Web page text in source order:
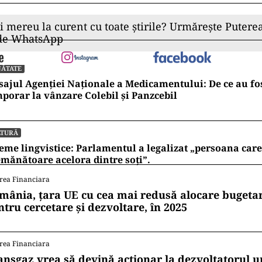
mereu la curent cu toate știrile? Urmărește
WhatsApp
Agenției Naționale a Medicamentului: De ce au
la vânzare Colebil și Panzcebil
lingvistice: Parlamentul a legalizat „persoana
acelora dintre soți”.
Financiara
țara UE cu cea mai redusă alocare
cercetare și dezvoltare, în 2025
Financiara
vrea să devină acționar la dezvoltatorul